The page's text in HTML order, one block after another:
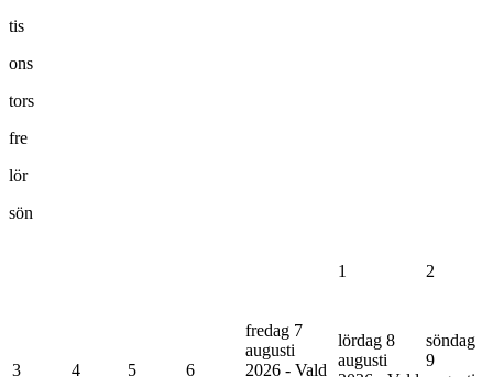
tis
ons
tors
fre
lör
sön
1 2
3 4 5 6
fredag 7
augusti
2026 - Vald
lördag 8
augusti
söndag
9